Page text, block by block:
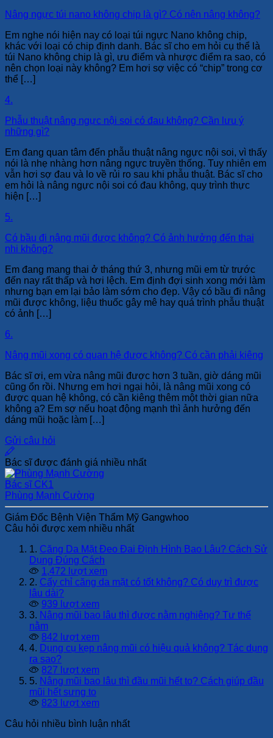
Nâng ngực túi nano không chip là gì? Có nên nâng không?
Em nghe nói hiện nay có loại túi ngực Nano không chip,
khác với loại có chip định danh. Bác sĩ cho em hỏi cụ thể là
túi Nano không chip là gì, ưu điểm và nhược điểm ra sao, có
nên chọn loại này không? Em hơi sợ việc có “chip” trong cơ
thể […]
4.
Phẫu thuật nâng ngực nội soi có đau không? Cần lưu ý
những gì?
Em đang quan tâm đến phẫu thuật nâng ngực nội soi, vì thấy
nói là nhẹ nhàng hơn nâng ngực truyền thống. Tuy nhiên em
vẫn hơi sợ đau và lo về rủi ro sau khi phẫu thuật. Bác sĩ cho
em hỏi là nâng ngực nội soi có đau không, quy trình thực
hiện […]
5.
Có bầu đi nâng mũi được không? Có ảnh hưởng đến thai
nhi không?
Em đang mang thai ở tháng thứ 3, nhưng mũi em từ trước
đến nay rất thấp và hơi lệch. Em định đợi sinh xong mới làm
nhưng bạn em lại bảo làm sớm cho đẹp. Vậy có bầu đi nâng
mũi được không, liệu thuốc gây mê hay quá trình phẫu thuật
có ảnh […]
6.
Nâng mũi xong có quan hệ được không? Có cần phải kiêng
Bác sĩ ơi, em vừa nâng mũi được hơn 3 tuần, giờ dáng mũi
cũng ổn rồi. Nhưng em hơi ngại hỏi, là nâng mũi xong có
được quan hệ không, có cần kiêng thêm một thời gian nữa
không ạ? Em sợ nếu hoạt động mạnh thì ảnh hưởng đến
dáng mũi hoặc làm […]
Gửi câu hỏi
Bác sĩ được đánh giá nhiều nhất
Bác sĩ CK1
Phùng Mạnh Cường
Giám Đốc Bệnh Viện Thẩm Mỹ Gangwhoo
Câu hỏi được xem nhiều nhất
1. Căng Da Mặt Đeo Đai Định Hình Bao Lâu? Cách Sử
Dụng Đúng Cách
1,472 lượt xem
2. Cấy chỉ căng da mặt có tốt không? Có duy trì được
lâu dài?
939 lượt xem
3. Nâng mũi bao lâu thì được nằm nghiêng? Tư thế
nằm
842 lượt xem
4. Dụng cụ kẹp nâng mũi có hiệu quả không? Tác dụng
ra sao?
827 lượt xem
5. Nâng mũi bao lâu thì đầu mũi hết to? Cách giúp đầu
mũi hết sưng to
823 lượt xem
Câu hỏi nhiều bình luận nhất